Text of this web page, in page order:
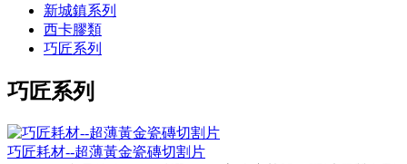
新城鎮系列
西卡膠類
巧匠系列
巧匠系列
巧匠耗材--超薄黃金瓷磚切割片